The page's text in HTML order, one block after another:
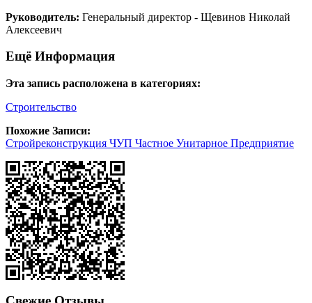
Руководитель: Генеральный директор - Щевинов Николай
Алексеевич
Ещё Информация
Эта запись расположена в категориях:
Строительство
Похожие Записи:
Стройреконструкция ЧУП Частное Унитарное Предприятие